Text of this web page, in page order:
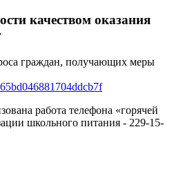
качеством оказания
граждан, получающих меры
работа телефона «горячей
школьного питания - 229-15-